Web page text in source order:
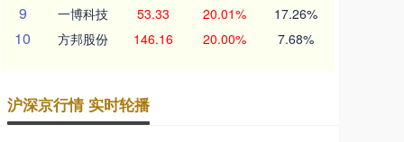
9 一博科技 53.33 20.01% 17.26%
10 方邦股份 146.16 20.00% 7.68%
沪深京行情 实时轮播